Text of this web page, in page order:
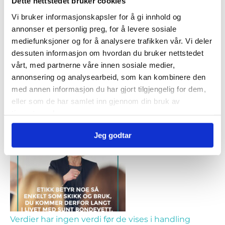
Vi bruker informasjonskapsler for å gi innhold og
annonser et personlig preg, for å levere sosiale
mediefunksjoner og for å analysere trafikken vår. Vi deler
dessuten informasjon om hvordan du bruker nettstedet
vårt, med partnerne våre innen sosiale medier,
annonsering og analysearbeid, som kan kombinere den
med annen informasjon du har gjort tilgjengelig for dem,
eller som de har samlet inn gjennom din bruk av
Jeg godtar
Rydd hodet for mentalt støv
Av
Verdier har ingen verdi før de vises i handling